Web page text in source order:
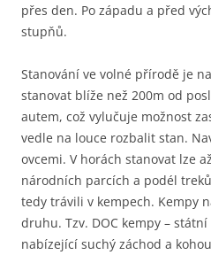
přes den. Po západu a před
stupňů.
Stanování ve volné přírodě je
stanovat blíže než 200m od
autem, což vylučuje možnost
vedle na louce rozbalit stan.
ovcemi. V horách stanovat lze
národních parcích a podél
tedy trávili v kempech. Kempy
druhu. Tzv. DOC kempy –
nabízející suchý záchod a